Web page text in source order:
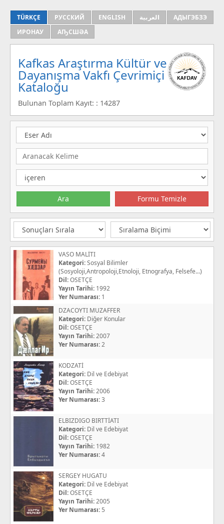
TÜRKÇE РУССКИЙ ENGLISH العربية
АДЫГЭБЗЭ
ИРОНАУ
АҦСШӘА
Kafkas Araştırma Kültür ve
Dayanışma Vakfı Çevrimiçi
Kataloğu
Bulunan Toplam Kayıt: : 14287
VASO MALİTI
Kategori:Sosyal Bilimler
(Sosyoloji,Antropoloji,Etnoloji, Etnografya, Felsefe...)
Dil:OSETÇE
Yayın Tarihi: 1992
Yer Numarası: 1
DZACOYTI MUZAFFER
Kategori: Diğer Konular
Dil:OSETÇE
Yayın Tarihi:2007
Yer Numarası:2
KODZATİ
Kategori: Dil ve Edebiyat
Dil:OSETÇE
Yayın Tarihi:2006
Yer Numarası:3
ELBIZDIGO BIRTTİATI
Kategori: Dil ve Edebiyat
Dil:OSETÇE
Yayın Tarihi: 1982
Yer Numarası:4
SERGEY HUGATU
Kategori: Dil ve Edebiyat
Dil:OSETÇE
Yayın Tarihi:2005
Yer Numarası: 5